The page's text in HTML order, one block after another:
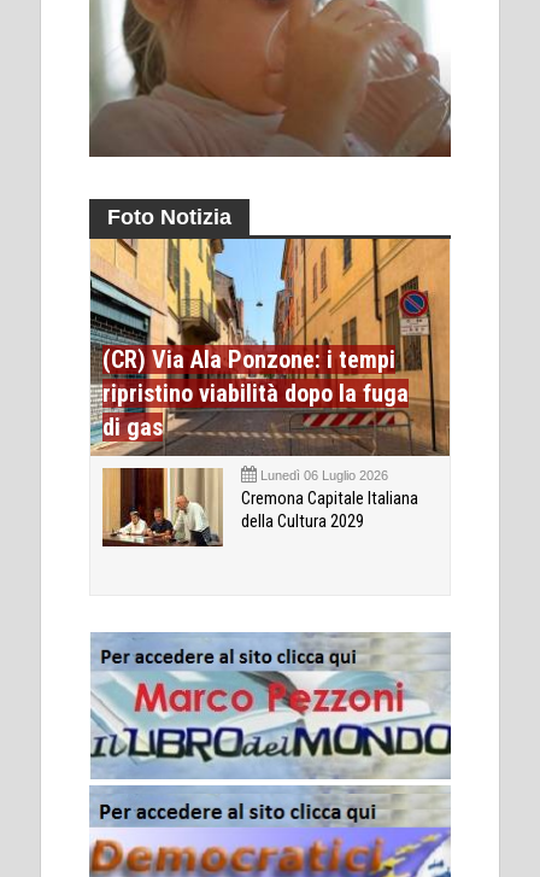
Foto Notizia
(CR) Via Ala Ponzone: i tempi
ripristino viabilità dopo la fuga
di gas
Lunedì 06 Luglio 2026
Cremona Capitale Italiana
della Cultura 2029